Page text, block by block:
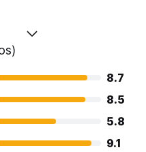
8.7
8.5
5.8
9.1